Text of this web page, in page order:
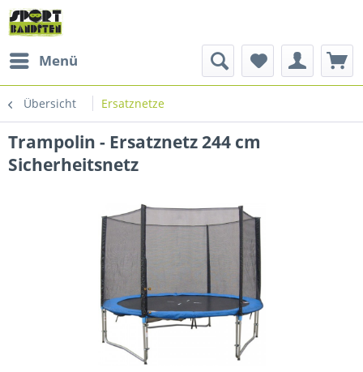
Menü
Übersicht Ersatznetze
Trampolin - Ersatznetz 244 cm
Sicherheitsnetz